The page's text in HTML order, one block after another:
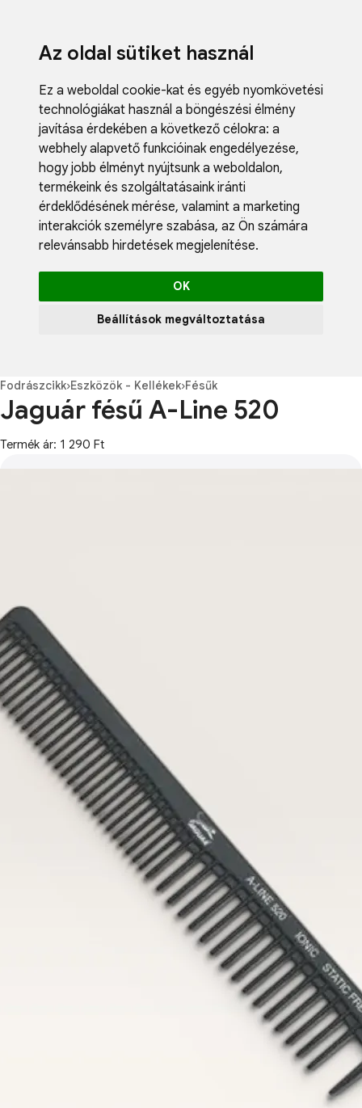
Az oldal sütiket használ
Ez a weboldal cookie-kat és egyéb nyomkövetési
technológiákat használ a böngészési élmény
javítása érdekében a következő célokra: a
webhely alapvető funkcióinak engedélyezése,
hogy jobb élményt nyújtsunk a weboldalon,
termékeink és szolgáltatásaink iránti
érdeklődésének mérése, valamint a marketing
interakciók személyre szabása, az Ön számára
relevánsabb hirdetések megjelenítése.
OK
Beállítások megváltoztatása
Blog
Fodrászcikk›Eszközök - Kellékek›Fésűk
Jaguár fésű A-Line 520
Termék ár: 1 290 Ft